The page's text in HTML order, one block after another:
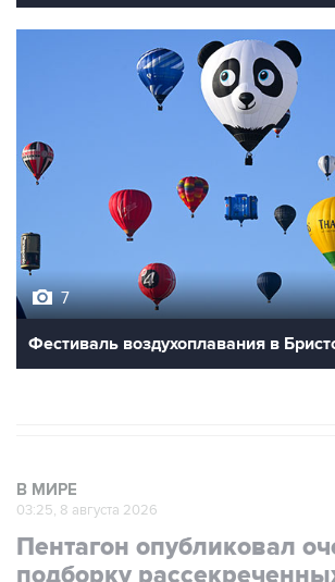
7
Фестиваль воздухоплавания в
В МИРЕ
03:25, 8 августа 2026
Пентагон опубликовал
подборку